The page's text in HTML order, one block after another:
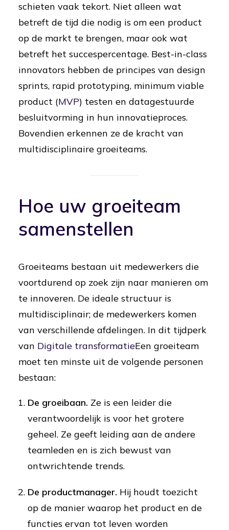
schieten vaak tekort. Niet alleen wat
betreft de tijd die nodig is om een product
op de markt te brengen, maar ook wat
betreft het succespercentage. Best-in-class
innovators hebben de principes van design
sprints, rapid prototyping, minimum viable
product (MVP) testen en datagestuurde
besluitvorming in hun innovatieproces.
Bovendien erkennen ze de kracht van
multidisciplinaire groeiteams.
Hoe uw groeiteam
samenstellen
Groeiteams bestaan uit medewerkers die
voortdurend op zoek zijn naar manieren om
te innoveren. De ideale structuur is
multidisciplinair; de medewerkers komen
van verschillende afdelingen. In dit tijdperk
van Digitale transformatieEen groeiteam
moet ten minste uit de volgende personen
bestaan:
De groeibaan. Ze is een leider die
verantwoordelijk is voor het grotere
geheel. Ze geeft leiding aan de andere
teamleden en is zich bewust van
ontwrichtende trends.
De productmanager. Hij houdt toezicht
op de manier waarop het product en de
functies ervan tot leven worden